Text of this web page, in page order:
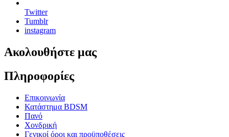
Twitter
Tumblr
instagram
Ακολουθήστε μας
Πληροφορίες
Επικοινωνία
Κατάστημα BDSM
Πανό
Χονδρική
Γενικοί όροι και προϋποθέσεις